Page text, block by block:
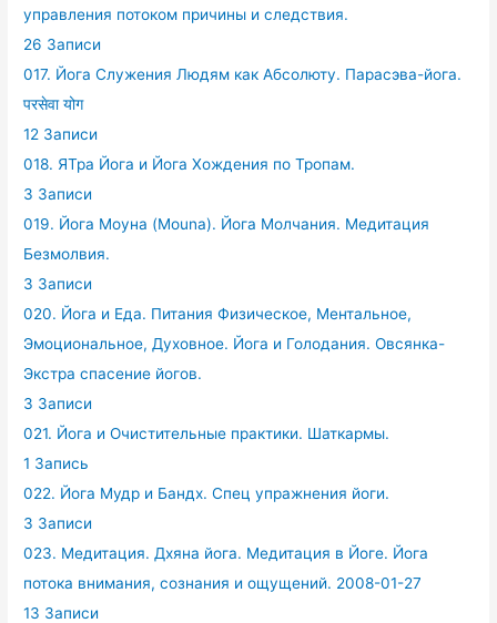
управления потоком причины и следствия.
26 Записи
017. Йога Служения Людям как Абсолюту. Парасэва-йога.
परसेवा योग
12 Записи
018. ЯТра Йога и Йога Хождения по Тропам.
3 Записи
019. Йога Моуна (Mouna). Йога Молчания. Медитация
Безмолвия.
3 Записи
020. Йога и Еда. Питания Физическое, Ментальное,
Эмоциональное, Духовное. Йога и Голодания. Овсянка-
Экстра спасение йогов.
3 Записи
021. Йога и Очистительные практики. Шаткармы.
1 Запись
022. Йога Мудр и Бандх. Спец упражнения йоги.
3 Записи
023. Медитация. Дхяна йога. Медитация в Йоге. Йога
потока внимания, сознания и ощущений. 2008-01-27
13 Записи